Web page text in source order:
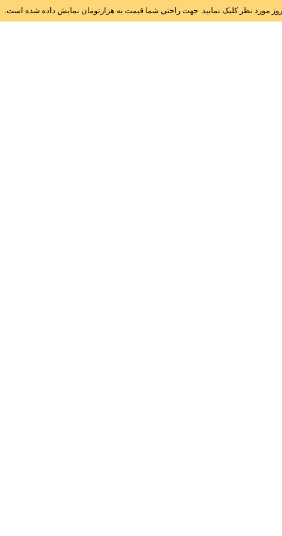
روز مورد نظر کلیک نمایید. جهت راحتی شما قیمت به هزارتومان نمایش داده شده است.